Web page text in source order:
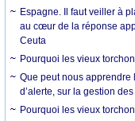
Espagne. Il faut veiller à
au cœur de la réponse
Ceuta
Pourquoi les vieux
Que peut nous apprendre
d’alerte, sur la gestion
Pourquoi les vieux